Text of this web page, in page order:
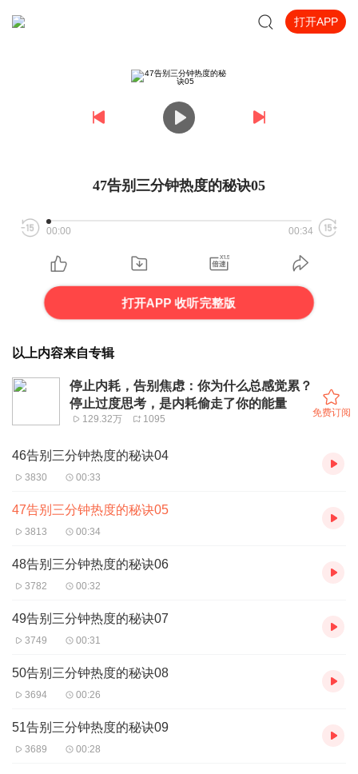
打开APP
47告别三分钟热度的秘诀05
00:00 00:34
打开APP 收听完整版
以上内容来自专辑
停止内耗，告别焦虑：你为什么总感觉累？
停止过度思考，是内耗偷走了你的能量
129.32万 1095
免费订阅
46告别三分钟热度的秘诀04
3830 00:33
47告别三分钟热度的秘诀05
3813 00:34
48告别三分钟热度的秘诀06
3782 00:32
49告别三分钟热度的秘诀07
3749 00:31
50告别三分钟热度的秘诀08
3694 00:26
51告别三分钟热度的秘诀09
3689 00:28